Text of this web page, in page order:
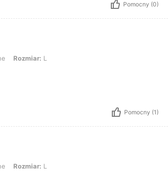
Pomocny (0)
L Rozmiar: L
Pomocny (1)
L Rozmiar: L